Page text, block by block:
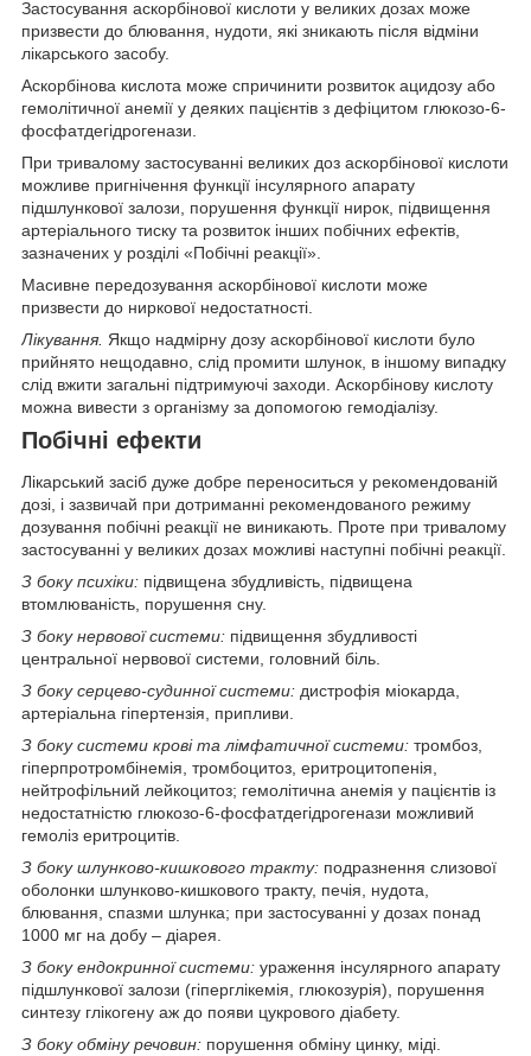
Застосування аскорбінової кислоти у великих дозах може
призвести до блювання, нудоти, які зникають після відміни
лікарського засобу.
Аскорбінова кислота може спричинити розвиток ацидозу або
гемолітичної анемії у деяких пацієнтів з дефіцитом глюкозо-6-
фосфатдегідрогенази.
При тривалому застосуванні великих доз аскорбінової кислоти
можливе пригнічення функції інсулярного апарату
підшлункової залози, порушення функції нирок, підвищення
артеріального тиску та розвиток інших побічних ефектів,
зазначених у розділі «Побічні реакції».
Масивне передозування аскорбінової кислоти може
призвести до ниркової недостатності.
Лікування. Якщо надмірну дозу аскорбінової кислоти було
прийнято нещодавно, слід промити шлунок, в іншому випадку
слід вжити загальні підтримуючі заходи. Аскорбінову кислоту
можна вивести з організму за допомогою гемодіалізу.
Побічні ефекти
Лікарський засіб дуже добре переноситься у рекомендованій
дозі, і зазвичай при дотриманні рекомендованого режиму
дозування побічні реакції не виникають. Проте при тривалому
застосуванні у великих дозах можливі наступні побічні реакції.
З боку психіки: підвищена збудливість, підвищена
втомлюваність, порушення сну.
З боку нервової системи: підвищення збудливості
центральної нервової системи, головний біль.
З боку серцево-судинної системи: дистрофія міокарда,
артеріальна гіпертензія, припливи.
З боку системи крові та лімфатичної системи: тромбоз,
гіперпротромбінемія, тромбоцитоз, еритроцитопенія,
нейтрофільний лейкоцитоз; гемолітична анемія у пацієнтів із
недостатністю глюкозо-6-фосфатдегідрогенази можливий
гемоліз еритроцитів.
З боку шлунково-кишкового тракту: подразнення слизової
оболонки шлунково-кишкового тракту, печія, нудота,
блювання, спазми шлунка; при застосуванні у дозах понад
1000 мг на добу ‒ діарея.
З боку ендокринної системи: ураження інсулярного апарату
підшлункової залози (гіперглікемія, глюкозурія), порушення
синтезу глікогену аж до появи цукрового діабету.
З боку обміну речовин: порушення обміну цинку, міді.